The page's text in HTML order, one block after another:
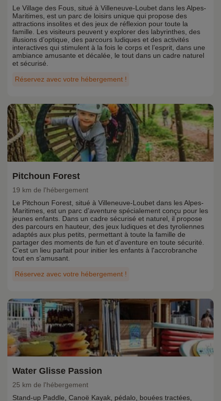
Réservez avec votre hébergement !
Le Village des Fous, situé à Villeneuve-Loubet dans les Alpes-
Maritimes, est un parc de loisirs unique qui propose des
attractions insolites et des jeux de réflexion pour toute la
famille. Les visiteurs peuvent y explorer des labyrinthes, des
illusions d’optique, des parcours ludiques et des activités
interactives qui stimulent à la fois le corps et l’esprit, dans une
ambiance amusante et décalée, le tout dans un cadre naturel
et sécurisé.
Pitchoun Forest
Réservez avec votre hébergement !
19 km de l'hébergement
Le Pitchoun Forest, situé à Villeneuve-Loubet dans les Alpes-
Maritimes, est un parc d’aventure spécialement conçu pour les
jeunes enfants. Dans un cadre sécurisé et naturel, il propose
des parcours en hauteur, des jeux ludiques et des tyroliennes
adaptés aux plus petits, permettant à toute la famille de
partager des moments de fun et d'aventure en toute sécurité.
C’est un lieu parfait pour initier les enfants à l'accrobranche
tout en s'amusant.
Water Glisse Passion
25 km de l'hébergement
Stand-up Paddle, Canoë Kayak, pédalo, bouées tractées,